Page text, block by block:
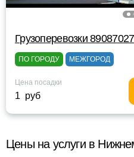
Грузоперевозки
ПО ГОРОДУ МЕЖГОРОД
Цена посадки
1 руб
Цены на услуги в